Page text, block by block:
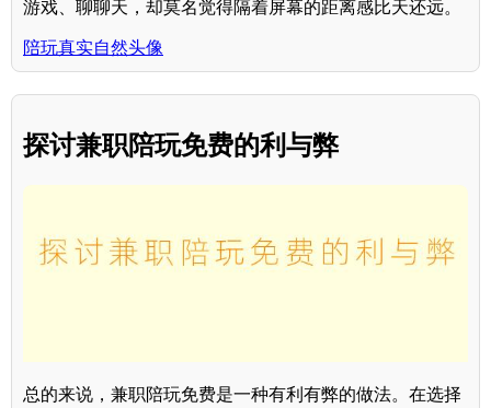
游戏、聊聊天，却莫名觉得隔着屏幕的距离感比天还远。
陪玩真实自然头像
探讨兼职陪玩免费的利与弊
总的来说，兼职陪玩免费是一种有利有弊的做法。在选择